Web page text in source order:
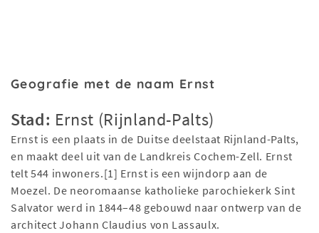
Geografie met de naam Ernst
Stad: Ernst (Rijnland-Palts)
Ernst is een plaats in de Duitse deelstaat Rijnland-Palts,
en maakt deel uit van de Landkreis Cochem-Zell. Ernst
telt 544 inwoners.[1] Ernst is een wijndorp aan de
Moezel. De neoromaanse katholieke parochiekerk Sint
Salvator werd in 1844–48 gebouwd naar ontwerp van de
architect Johann Claudius von Lassaulx.